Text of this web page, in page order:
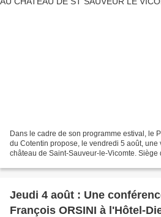
Dans le cadre de son programme estival, le
du Cotentin propose, le vendredi 5 août,
château de Saint-Sauveur-le-Vicomte. Siège
Jeudi 4 août : Une
François ORSINI à l'Hôtel-